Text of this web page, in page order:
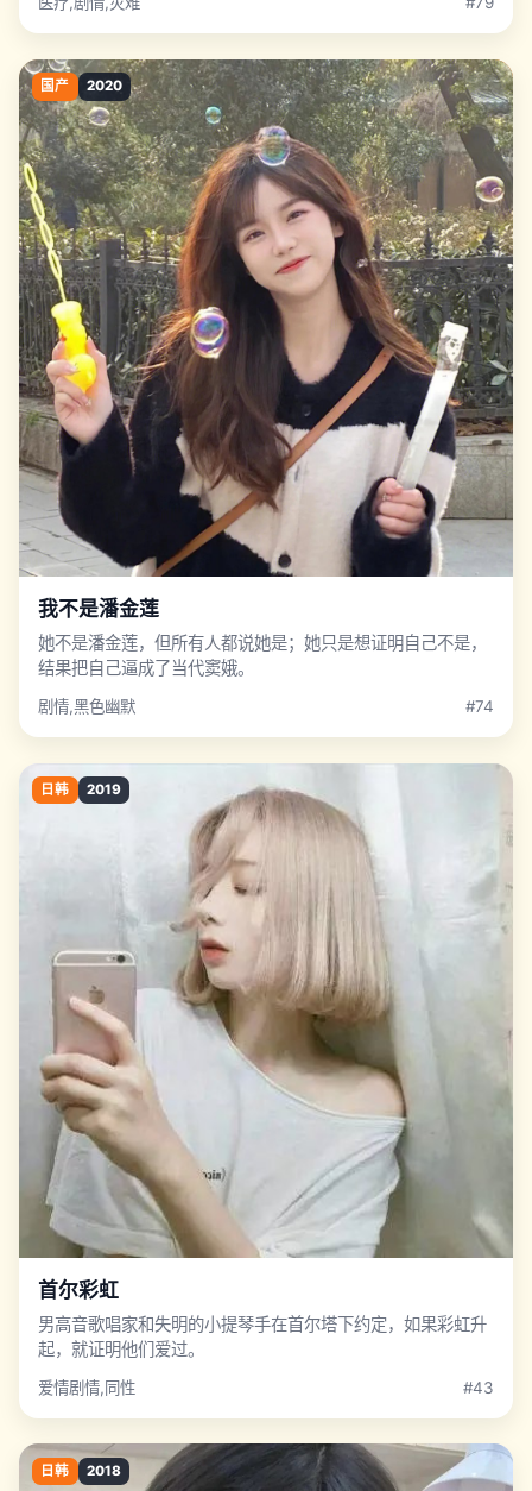
国产 2020
我不是潘金莲
她不是潘金莲，但所有人都说她是；她只是想证明自己不是，
结果把自己逼成了当代窦娥。
剧情,黑色幽默 #74
日韩 2019
首尔彩虹
男高音歌唱家和失明的小提琴手在首尔塔下约定，如果彩虹升
起，就证明他们爱过。
爱情剧情,同性 #43
日韩 2018